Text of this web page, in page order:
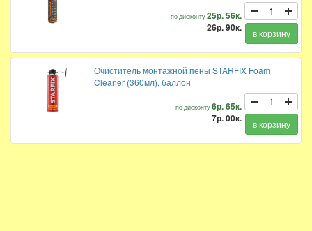
по дисконту25р. 56к.
26р. 90к.
в корзину
Очиститель монтажной пены STARFIX Foam
Cleaner (360мл), баллон
по дисконту6р. 65к.
7р. 00к.
в корзину